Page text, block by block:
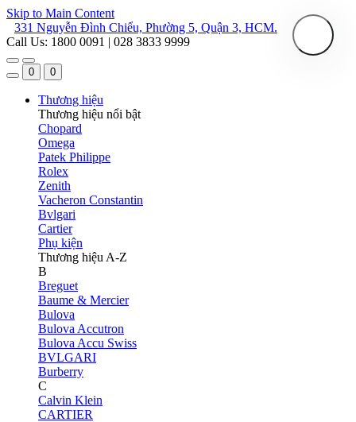
Skip to Main Content
331 Nguyễn Đình Chiểu, Phường 5, Quận 3, HCM.
Call Us: 1800 0091 | 028 3833 9999
0 0
Thương hiệu
Thương hiệu nổi bật
Chopard
Omega
Patek Philippe
Rolex
Zenith
Vacheron Constantin
Bvlgari
Cartier
Phụ kiện
Thương hiệu A-Z
B
Breguet
Baume & Mercier
Bulova
Bulova Accutron
Bulova Accu Swiss
BVLGARI
Burberry
C
Calvin Klein
CARTIER